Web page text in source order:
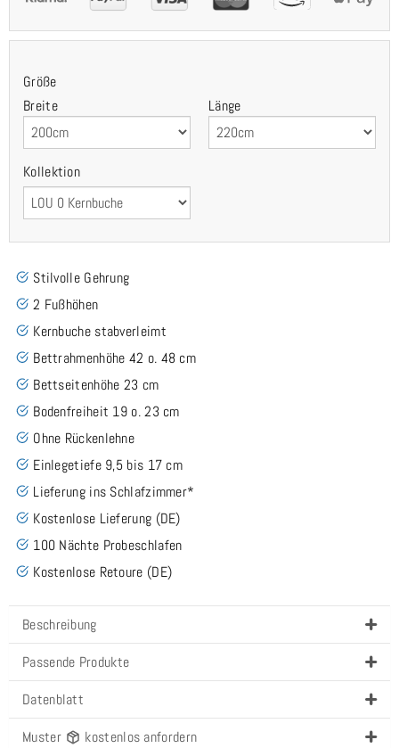
Größe
Breite
Länge
Kollektion
Stilvolle Gehrung
2 Fußhöhen
Kernbuche stabverleimt
Bettrahmenhöhe 42 o. 48 cm
Bettseitenhöhe 23 cm
Bodenfreiheit 19 o. 23 cm
Ohne Rückenlehne
Einlegetiefe 9,5 bis 17 cm
Lieferung ins Schlafzimmer*
Kostenlose Lieferung (DE)
100 Nächte Probeschlafen
Kostenlose Retoure (DE)
Beschreibung
Passende Produkte
Datenblatt
Muster kostenlos anfordern